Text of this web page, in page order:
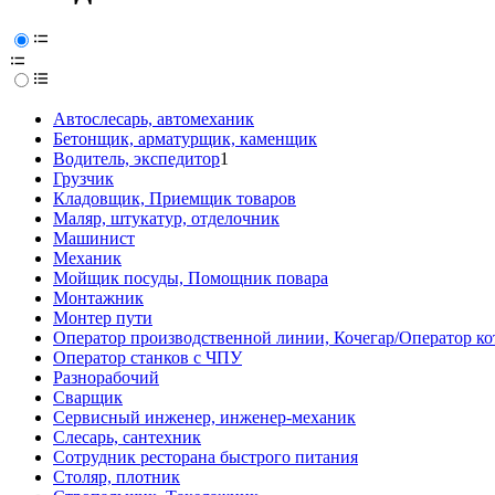
Автослесарь, автомеханик
Бетонщик, арматурщик, каменщик
Водитель, экспедитор1
Грузчик
Кладовщик, Приемщик товаров
Маляр, штукатур, отделочник
Машинист
Механик
Мойщик посуды, Помощник повара
Монтажник
Монтер пути
Оператор производственной линии, Кочегар/Оператор
Оператор станков с ЧПУ
Разнорабочий
Сварщик
Сервисный инженер, инженер-механик
Слесарь, сантехник
Сотрудник ресторана быстрого питания
Столяр, плотник